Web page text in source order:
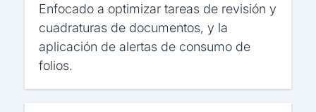
Enfocado a optimizar tareas de revisión y
cuadraturas de documentos, y la
aplicación de alertas de consumo de
folios.